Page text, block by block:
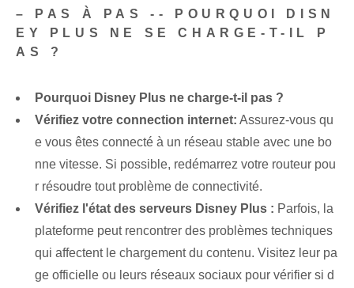
– PAS À PAS -- POURQUOI DISN
EY PLUS NE SE CHARGE-T-IL P
AS ?
Pourquoi Disney Plus ne charge-t-il pas ?
Vérifiez votre connection internet: Assurez-vous qu
e vous êtes connecté à un réseau stable avec une bo
nne vitesse. Si possible, redémarrez votre routeur pou
r résoudre tout problème de connectivité.
Vérifiez l'état des serveurs Disney Plus : Parfois, la
plateforme peut rencontrer des problèmes techniques
qui affectent le chargement du contenu. Visitez leur pa
ge officielle ou leurs réseaux sociaux pour vérifier si d